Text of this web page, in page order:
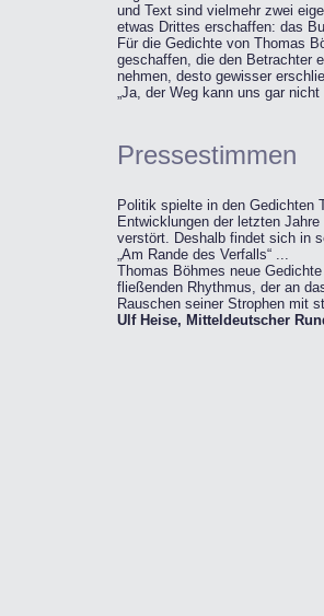
und Text sind vielmehr zwei
etwas Drittes erschaffen: das
Für die Gedichte von Thomas
geschaffen, die den Betrachter
nehmen, desto gewisser
„Ja, der Weg kann uns gar
Pressestimmen
Politik spielte in den Gedichten
Entwicklungen der letzten
verstört. Deshalb findet sich in
„Am Rande des Verfalls“ ...
Thomas Böhmes neue
fließenden Rhythmus, der an
Rauschen seiner Strophen mit
Ulf Heise, Mitteldeutscher